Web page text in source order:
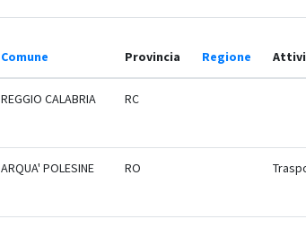
Comune Provincia Regione
REGGIO CALABRIA RC
ARQUA' POLESINE RO